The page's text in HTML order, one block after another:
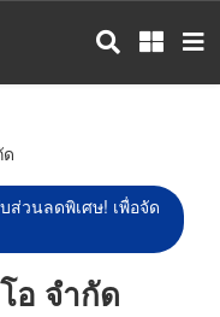
ส่วนลดพิเศษ! เพื่อจัด
อ จำกัด